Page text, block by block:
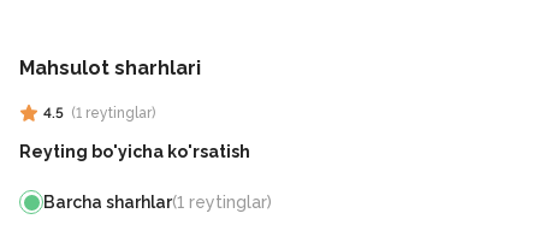
Mahsulot sharhlari
4.5 (1 reytinglar)
Reyting bo'yicha ko'rsatish
Barcha sharhlar(1 reytinglar)